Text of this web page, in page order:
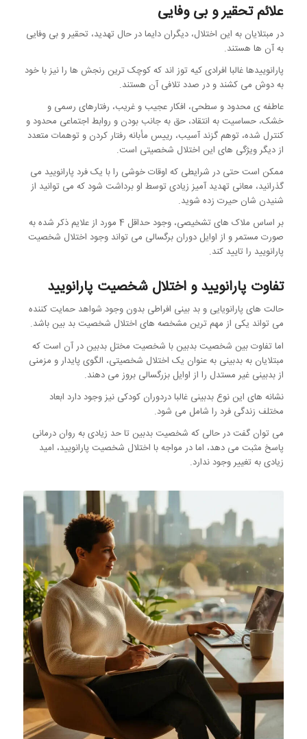
علائم تحقیر و بی وفایی
در مبتلایان به این اختلال، دیگران دایما در حال تهدید، تحقیر و بی وفایی
به آن ها هستند.
پارانوییدها غالبا افرادی کیه توز اند که کوچک ترین رنجش ها را نیز با خود
به دوش می کشند و در صدد تلافی آن هستند.
عاطفه ی محدود و سطحی، افکار عجیب و غریب، رفتارهای رسمی و
خشک، حساسیت به انتقاد، حق به جانب بودن و روابط اجتماعی محدود و
کنترل شده، توهم گزند آسیب، رییس مأبانه رفتار کردن و توهمات متعدد
از دیگر ویژگی های این اختلال شخصیتی است.
ممکن است حتی در شرایطی که اوقات خوشی را با یک فرد پارانویید می
گذرانید، معانی تهدید آمیز زیادی توسط او برداشت شود که می توانید از
شنیدن شان حیرت زده شوید.
بر اساس ملاک های تشخیصی، وجود حداقل 4 مورد از علایم ذکر شده به
صورت مستمر و از اوایل دوران برگسالی می تواند وجود اختلال شخصیت
پارانویید را تایید کند.
تفاوت پارانویید و اختلال شخصیت پارانویید
حالت های پارانویایی و بد بینی افراطی بدون وجود شواهد حمایت کننده
می تواند یکی از مهم ترین مشخصه های اختلال شخصیت بد بین باشد.
اما تفاوت بین شخصیت بدبین با شخصیت مختل بدبین در آن است که
مبتلایان به بدبینی به عنوان یک اختلال شخصیتی، الگوی پایدار و مزمنی
از بدبینی غیر مستدل را از اوایل بزرگسالی بروز می دهند.
نشانه های این نوع بدبینی غالبا دردوران کودکی نیز وجود دارد ابعاد
مختلف زندگی فرد را شامل می شود.
می توان گفت در حالی که شخصیت بدبین تا حد زیادی به روان درمانی
پاسخ مثبت می دهد، اما در مواجه با اختلال شخصیت پارانویید، امید
زیادی به تغییر وجود ندارد.